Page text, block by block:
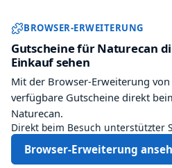
t
e
u
d
s
a
r
e
Sparwat Browser-
BROWSER-ERWEITERUNG
Gutscheine für Naturecan
Einkauf sehen
Mit der Browser-Erweiterung
verfügbare Gutscheine direkt
Naturecan.
Direkt beim Besuch unterstützter
Browser-Erweiterung